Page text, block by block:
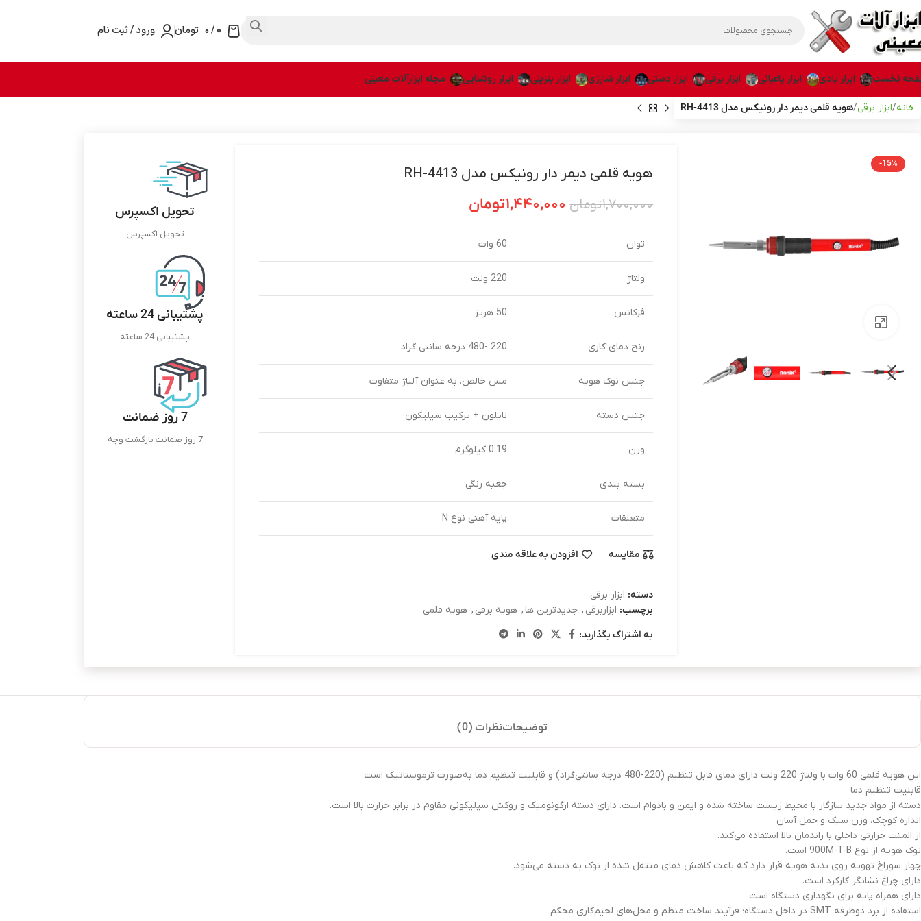
0
/۰ تومان ورود / ثبت نام
نخست ابزار بادی ابزار باغبانی ابزار برقی ابزار دستی ابزار شارژی ابزار بنزینی ابزار روشنایی مجله ابزارآلات معینی
خانه ابزار برقی هویه قلمی دیمر دار رونیکس مدل RH-4413
-15%
هویه قلمی دیمر دار رونیکس مدل RH-4413
۱,۷۰۰,۰۰۰تومان ۱,۴۴۰,۰۰۰تومان
توان 60 وات
ولتاژ 220 ولت
فرکانس 50 هرتز
رنج دمای کاری 220 -480 درجه سانتی گراد
جنس نوک هویه مس خالص، به عنوان آلیاژ متفاوت
جنس دسته نایلون + ترکیب سیلیکون
وزن 0.19 کیلوگرم
بسته بندی جعبه رنگی
متعلقات پایه آهنی نوع N
مقایسه افزودن به علاقه مندی
دسته: ابزار برقی
برچسب: ابزاربرقی , جدیدترین ها , هویه برقی , هویه قلمی
به اشتراک بگذارید:
تحویل اکسپرس
تحویل اکسپرس
پشتیبانی 24 ساعته
پشتیبانی 24 ساعته
7 روز ضمانت
7 روز ضمانت بازگشت وجه
توضیحاتنظرات (0)
این هویه قلمی 60 وات با ولتاژ 220 ولت دارای دمای قابل تنظیم (220-480 درجه سانتی‌گراد) و قابلیت تنظیم دما به‌صورت ترموستاتیک است.
قابلیت تنظیم دما
دسته از مواد جدید سازگار با محیط زیست ساخته شده و ایمن و بادوام است. دارای دسته ارگونومیک و روکش سیلیکونی مقاوم در برابر حرارت بالا است.
اندازه کوچک، وزن سبک و حمل آسان
از المنت حرارتی داخلی با راندمان بالا استفاده می‌کند.
نوک هویه از نوع 900M-T-B است.
چهار سوراخ تهویه روی بدنه هویه قرار دارد که باعث کاهش دمای منتقل شده از نوک به دسته می‌شود.
دارای چراغ نشانگر کارکرد است.
دارای همراه پایه برای نگهداری دستگاه است.
استفاده از برد دوطرفه SMT در داخل دستگاه؛ فرآیند ساخت منظم و محل‌های لحیم‌کاری محکم